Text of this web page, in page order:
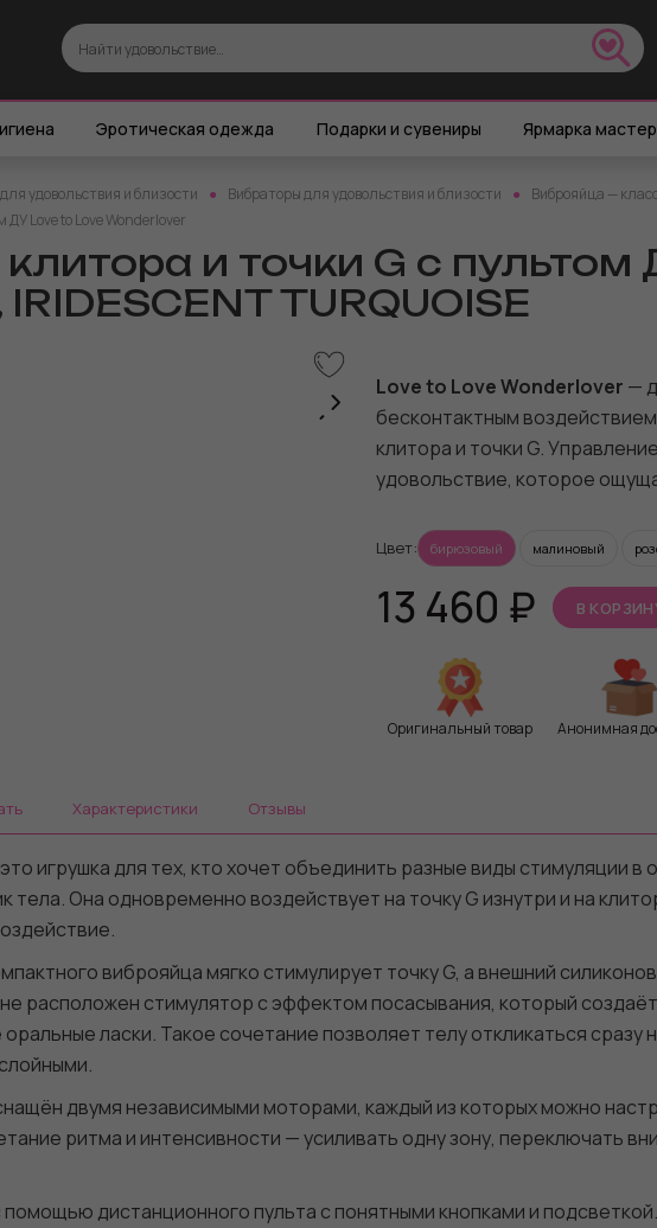
Эротическая одежда Подарки и сувениры Ярмарка
удовольствия и близости Вибраторы для удовольствия и близости
Виброяйца —
Love to Love Wonderlover
и точки G с пультом
TURQUOISE
Love to Love Wonderlover —
бесконтактным
клитора и точки G.
удовольствие, которое
Цвет: бирюзовый малиновый
13 460 ₽ В
Оригинальный товар Анонимная
Характеристики Отзывы
игрушка для тех, кто хочет объединить разные виды стимуляции
Она одновременно воздействует на точку G изнутри и на
виброяйца мягко стимулирует точку G, а внешний
расположен стимулятор с эффектом посасывания, который
ласки. Такое сочетание позволяет телу откликаться
двумя независимыми моторами, каждый из которых можно
ритма и интенсивности — усиливать одну зону, переключать
дистанционного пульта с понятными кнопками и